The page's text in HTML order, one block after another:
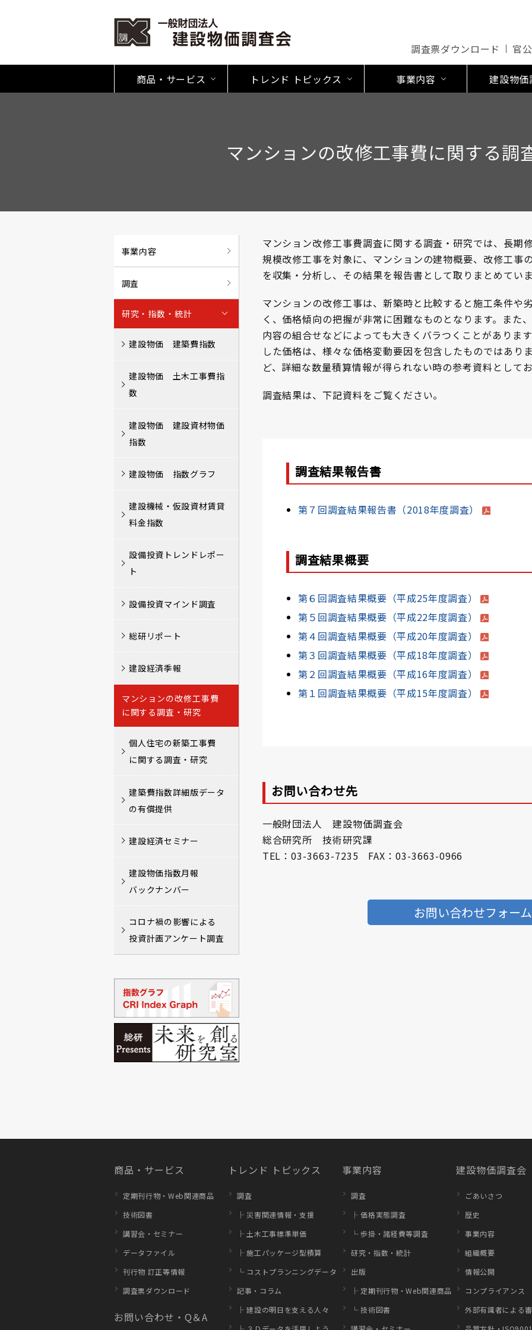
調査票ダウンロード 官
商品・サービス トレンド トピックス 事業内容 建設物
マンションの改修工事費に関する調
事業内容
調査
研究・指数・統計
建設物価 建築費指数
建設物価 土木工事費指
数
建設物価 建設資材物価
指数
建設物価 指数グラフ
建設機械・仮設資材賃貸
料金指数
設備投資トレンドレポー
ト
設備投資マインド調査
総研リポート
建設経済季報
マンションの改修工事費
に関する調査・研究
個人住宅の新築工事費
に関する調査・研究
建築費指数詳細版データ
の有償提供
建設経済セミナー
建設物価指数月報
バックナンバー
コロナ禍の影響による
投資計画アンケート調査
マンション改修工事費調査に関する調査・研究では、長期
規模改修工事を対象に、マンションの建物概要、改修工事
を収集・分析し、その結果を報告書として取りまとめてい
マンションの改修工事は、新築時と比較すると施工条件や
く、価格傾向の把握が非常に困難なものとなります。また
内容の組合せなどによっても大きくバラつくことがありま
した価格は、様々な価格変動要因を包含したものではあり
ど、詳細な数量積算情報が得られない時の参考資料として
調査結果は、下記資料をご覧ください。
調査結果報告書
第７回調査結果報告書（2018年度調査）
調査結果概要
第６回調査結果概要（平成25年度調査）
第５回調査結果概要（平成22年度調査）
第４回調査結果概要（平成20年度調査）
第３回調査結果概要（平成18年度調査）
第２回調査結果概要（平成16年度調査）
第１回調査結果概要（平成15年度調査）
お問い合わせ先
一般財団法人 建設物価調査会
総合研究所 技術研究課
TEL：03-3663-7235 FAX：03-3663-0966
お問い合わせフォーム
商品・サービス
定期刊行物・Web関連商品
技術図書
講習会・セミナー
データファイル
刊行物 訂正等情報
調査票ダウンロード
お問い合わせ・Q＆A
トレンド トピックス
調査
├ 災害関連情報・支援
├ 土木工事標準単価
├ 施工パッケージ型積算
└ コストプランニングデータ
記事・コラム
├ 建設の明日を支える人々
事業内容
調査
├ 価格実態調査
└ 歩掛・諸経費等調査
研究・指数・統計
出版
├ 定期刊行物・Web関連商品
└ 技術図書
建設物価調査会
ごあいさつ
歴史
事業内容
組織概要
情報公開
コンプライアンス
外部有識者による